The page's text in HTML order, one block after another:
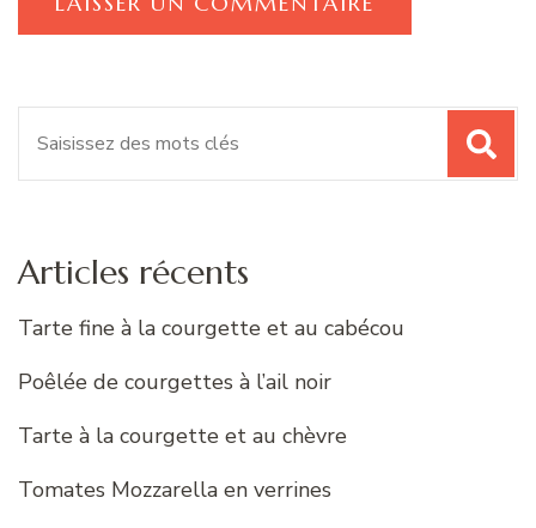
Articles récents
Tarte fine à la courgette et au cabécou
Poêlée de courgettes à l’ail noir
Tarte à la courgette et au chèvre
Tomates Mozzarella en verrines